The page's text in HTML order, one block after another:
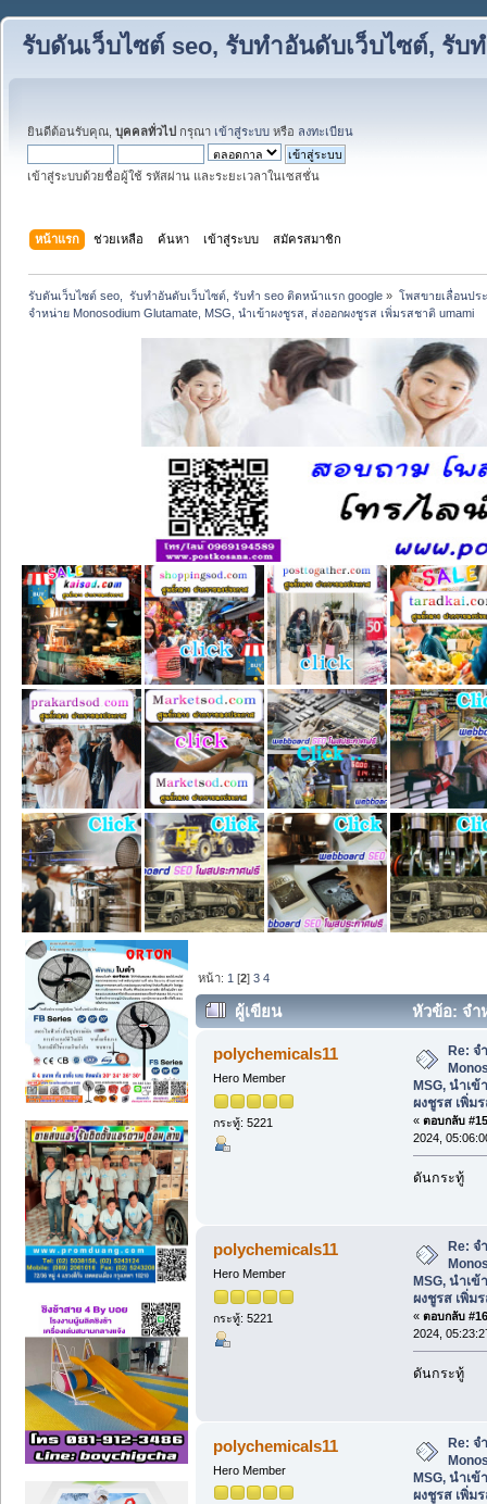
รับดันเว็บไซต์ seo, รับทำอันดับเว็บไซต์, รับ
ยินดีต้อนรับคุณ, บุคคลทั่วไป กรุณา เข้าสู่ระบบ หรือ ลงทะเบียน
เข้าสู่ระบบด้วยชื่อผู้ใช้ รหัสผ่าน และระยะเวลาในเซสชั่น
หน้าแรก ช่วยเหลือ ค้นหา เข้าสู่ระบบ สมัครสมาชิก
รับดันเว็บไซต์ seo,  รับทำอันดับเว็บไซต์, รับทำ seo ติดหน้าแรก google » โพสขายเลื่อนปร
จำหน่าย Monosodium Glutamate, MSG, นำเข้าผงชูรส, ส่งออกผงชูรส เพิ่มรสชาติ umami
หน้า: 1 [2]3 4
ผู้เขียน
หัวข้อ: จำ
นำเข้าผงชูรส, ส่งออกผงชูรส เพิ่มรสชา
polychemicals11
Hero Member
กระทู้: 5221
Re: จ
MSG, นำเข้
ผงชูรส เพิ่ม
« ตอบกลับ
2024,
ดันกระทู้
polychemicals11
Hero Member
กระทู้: 5221
Re: จ
MSG, นำเข้
ผงชูรส เพิ่ม
« ตอบกลับ
2024,
ดันกระทู้
polychemicals11
Hero Member
Re: จ
MSG, นำเข้
ผงชูรส เพิ่ม